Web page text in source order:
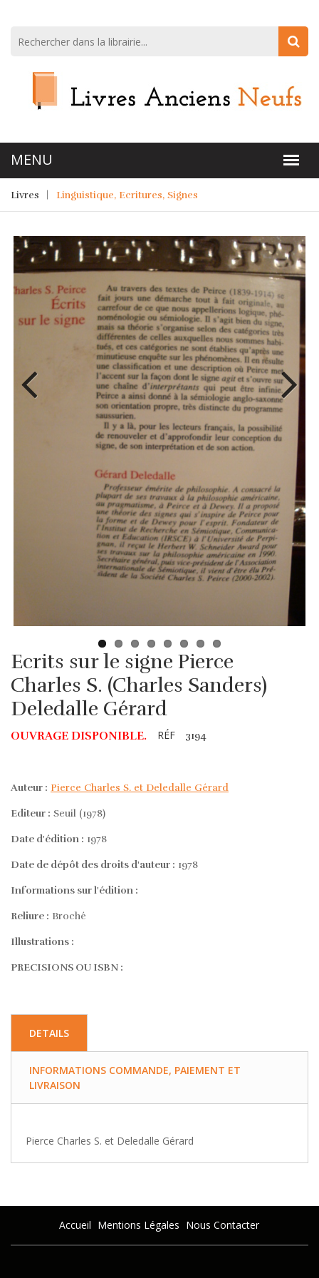
Livres Linguistique, Ecritures, Signes
Ecrits sur le signe Pierce
Charles S. (Charles Sanders)
Deledalle Gérard
OUVRAGE DISPONIBLE. RÉF 3194
Auteur : Pierce Charles S. et Deledalle Gérard
Editeur : Seuil (1978)
Date d'édition : 1978
Date de dépôt des droits d'auteur : 1978
Informations sur l'édition :
Reliure : Broché
Illustrations :
PRECISIONS OU ISBN :
DETAILS
INFORMATIONS COMMANDE, PAIEMENT ET
LIVRAISON
Pierce Charles S. et Deledalle Gérard
Accueil Mentions Légales Nous Contacter